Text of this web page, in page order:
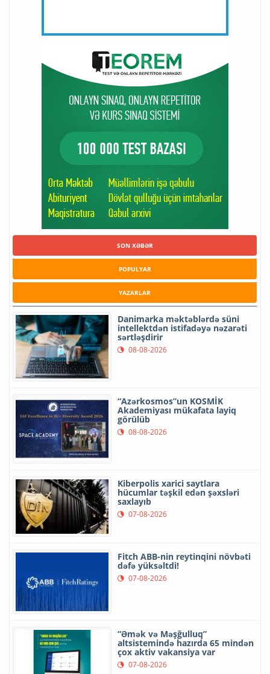
SON XƏBƏR
POPULYAR
YAZARLAR
Danimarka məktəblərdə süni
intellektdən istifadəyə nəzarəti
sərtləşdirir
08-08-2026
“Azərkosmos”un KOSMİK
Akademiyası mükafata layiq
görülüb
08-08-2026
Kiberpolis xarici saytlara
hücumlar təşkil edən şəxsləri
saxlayıb
07-08-2026
Fitch ABB-nin reytinqini növbəti
dəfə yüksəltdi!
07-08-2026
“Əmək və Məşğulluq”
altsistemində hazırda 65 mindən
çox aktiv vakansiya var
07-08-2026